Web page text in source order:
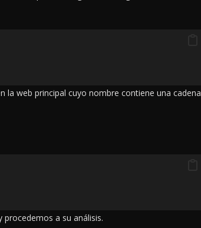
web principal cuyo nombre contiene una cadena
a su análisis.